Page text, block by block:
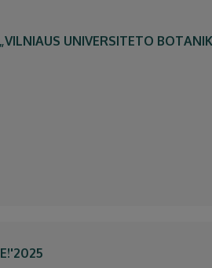
UNIVERSITETO